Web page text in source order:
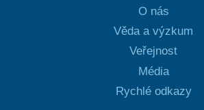
O nás
Věda a výzkum
Veřejnost
Média
Rychlé odkazy